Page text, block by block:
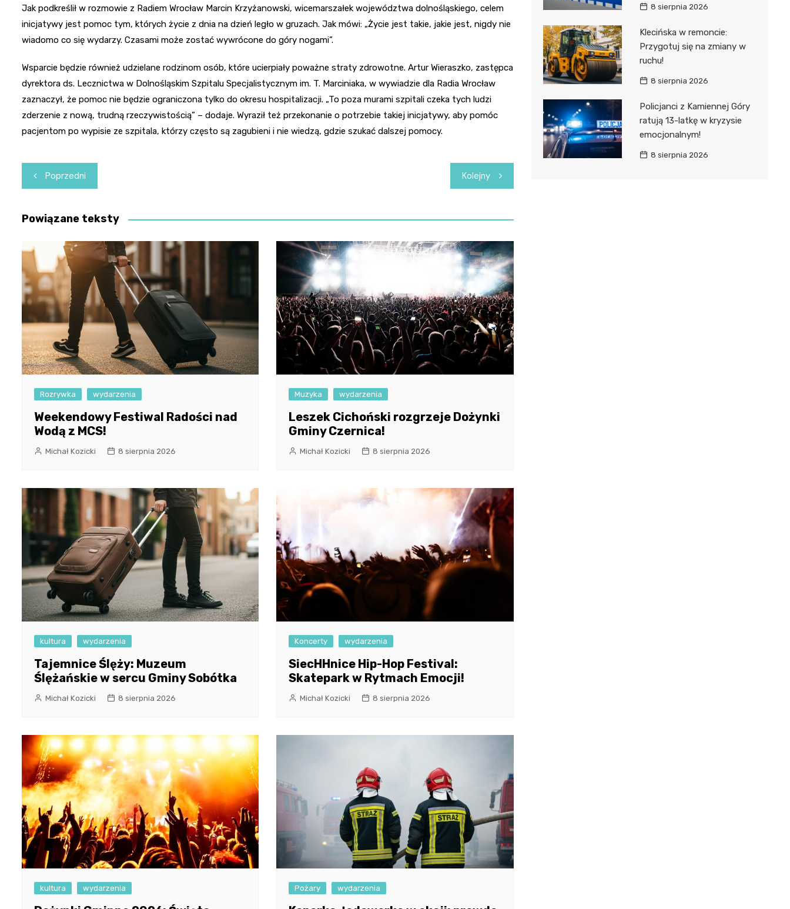
Jak podkreślił w rozmowie z Radiem Wrocław Marcin Krzyżanowski, wicemarszałek województwa dolnośląskiego, celem
inicjatywy jest pomoc tym, których życie z dnia na dzień legło w gruzach. Jak mówi: „Życie jest takie, jakie jest, nigdy nie
wiadomo co się wydarzy. Czasami może zostać wywrócone do góry nogami”.
Wsparcie będzie również udzielane rodzinom osób, które ucierpiały poważne straty zdrowotne. Artur Wieraszko, zastępca
dyrektora ds. Lecznictwa w Dolnośląskim Szpitalu Specjalistycznym im. T. Marciniaka, w wywiadzie dla Radia Wrocław
zaznaczył, że pomoc nie będzie ograniczona tylko do okresu hospitalizacji. „To poza murami szpitali czeka tych ludzi
zderzenie z nową, trudną rzeczywistością” – dodaje. Wyraził też przekonanie o potrzebie takiej inicjatywy, aby pomóc
pacjentom po wypisie ze szpitala, którzy często są zagubieni i nie wiedzą, gdzie szukać dalszej pomocy.
Nawigacja
wpisu
Poprzedni Kolejny
Powiązane teksty
Rozrywka wydarzenia
Weekendowy Festiwal Radości nad
Wodą z MCS!
Michał Kozicki 8 sierpnia 2026
Muzyka wydarzenia
Leszek Cichoński rozgrzeje Dożynki
Gminy Czernica!
Michał Kozicki 8 sierpnia 2026
kultura wydarzenia
Tajemnice Ślęży: Muzeum
Ślężańskie w sercu Gminy Sobótka
Michał Kozicki 8 sierpnia 2026
Koncerty wydarzenia
SiecHHnice Hip-Hop Festival:
Skatepark w Rytmach Emocji!
Michał Kozicki 8 sierpnia 2026
kultura wydarzenia Pożary wydarzenia
8 sierpnia 2026
Klecińska w remoncie:
Przygotuj się na zmiany w
ruchu!
8 sierpnia 2026
Policjanci z Kamiennej Góry
ratują 13-latkę w kryzysie
emocjonalnym!
8 sierpnia 2026